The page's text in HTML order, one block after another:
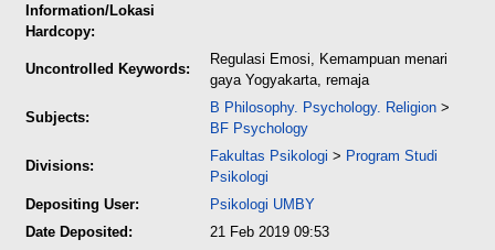
Information/Lokasi
Hardcopy:
Uncontrolled Keywords:
Regulasi Emosi, Kemampuan menari
gaya Yogyakarta, remaja
Subjects:
B Philosophy. Psychology. Religion >
BF Psychology
Divisions:
Fakultas Psikologi > Program Studi
Psikologi
Depositing User:
Psikologi UMBY
Date Deposited:
21 Feb 2019 09:53